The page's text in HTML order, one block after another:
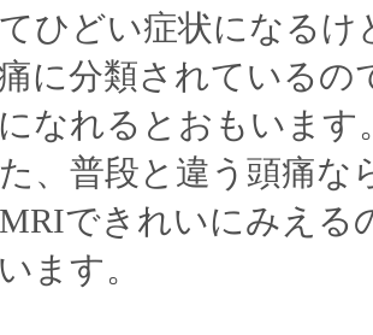
ひどい症状になる
に分類されているの
なれるとおもいます
、普段と違う頭痛
できれいにみえる
ます。